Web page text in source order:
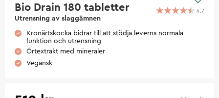
Bio Drain 180 tabletter
Utrensning av slaggämnen
4.7
Kronärtskocka bidrar till att stödja leverns normala
funktion och utrensning
Örtextrakt med mineraler
Vegansk